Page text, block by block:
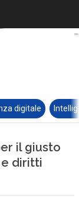
digitale
il giusto
diritti